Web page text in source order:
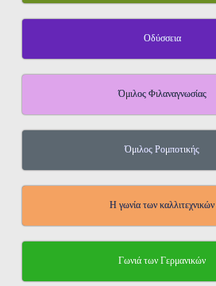
Οδύσσεια
Όμιλος Φιλαναγνωσίας
Όμιλος Ρομποτικής
Η γωνία των καλλιτεχνικών
Γωνιά των Γερμανικών